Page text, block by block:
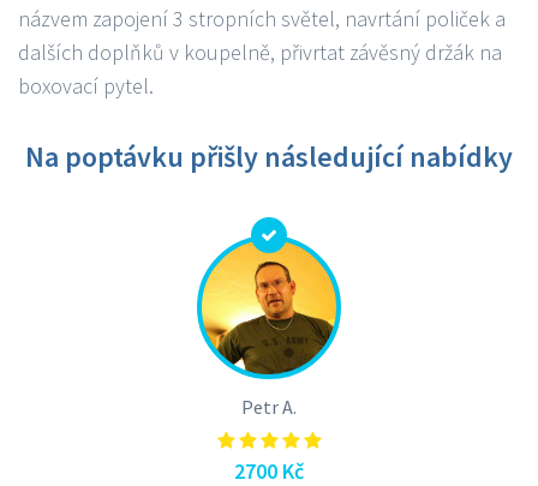
názvem zapojení 3 stropních světel, navrtání poliček a
dalších doplňků v koupelně, přivrtat závěsný držák na
boxovací pytel.
Na poptávku přišly následující nabídky
Petr A.
2700 Kč